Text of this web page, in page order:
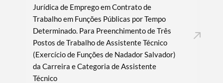
Jurídica de Emprego em Contrato de
Trabalho em Funções Públicas por Tempo
Determinado. Para Preenchimento de Três
Postos de Trabalho de Assistente Técnico
(Exercício de Funções de Nadador Salvador)
da Carreira e Categoria de Assistente
Técnico